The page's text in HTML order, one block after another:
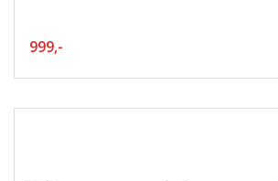
999,-